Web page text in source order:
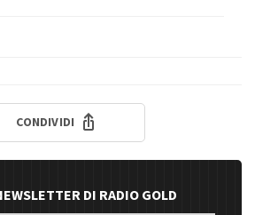
CONDIVIDI
DI RADIO GOLD